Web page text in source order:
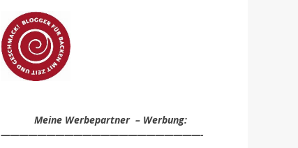
Meine Werbepartner – Werbung:
——————————————————————-